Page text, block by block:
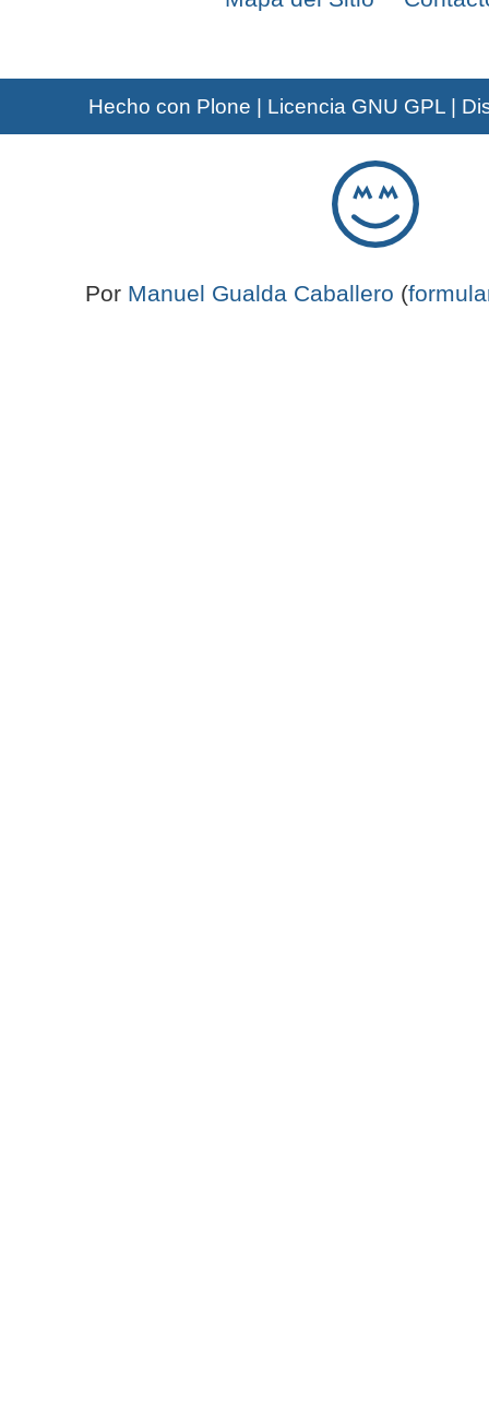
Hecho con Plone | Licencia GNU GPL|
Por Manuel Gualda Caballero (